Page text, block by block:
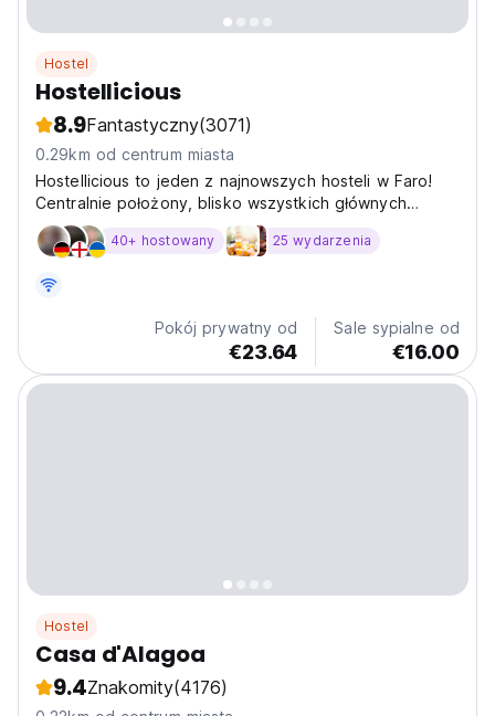
Hostel
Hostellicious
8.9Fantastyczny(3071)
0.29km od centrum miasta
Hostellicious to jeden z najnowszych hosteli w Faro!
Centralnie położony, blisko wszystkich głównych
środków transportu w mieście. Hostel położony
najbliżej barów i restauracji, bez narażania się na hałas.
przechowywania....
40+ hostowany 25 wydarzenia
Pokój prywatny od
€23.64
Sale sypialne od
€16.00
Hostel
Casa d'Alagoa
9.4Znakomity(4176)